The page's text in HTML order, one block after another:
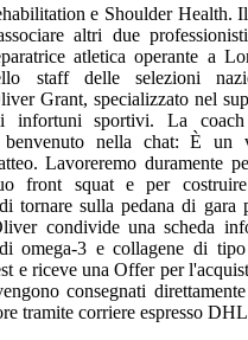
e Shoulder Health.
altri due
atletica operante a
staff delle selezioni
Grant, specializzato nel
infortuni sportivi. La
benvenuto nella chat: È un
Lavoreremo duramente
front squat e per
tornare sulla pedana di
condivide una scheda
omega-3 e collagene di
e riceve una Offer per
consegnati
tramite corriere espresso